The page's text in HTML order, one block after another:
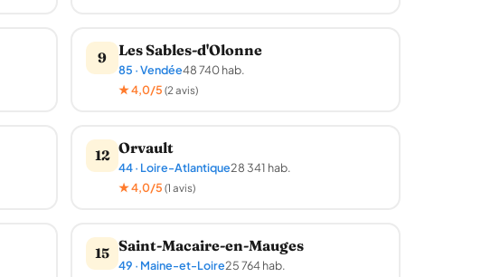
9 Les Sables-d'Olonne
85 · Vendée48 740 hab.
★ 4,0/5(2 avis)
12 Orvault
44 · Loire-Atlantique28 341 hab.
★ 4,0/5(1 avis)
15 Saint-Macaire-en-Mauges
49 · Maine-et-Loire25 764 hab.